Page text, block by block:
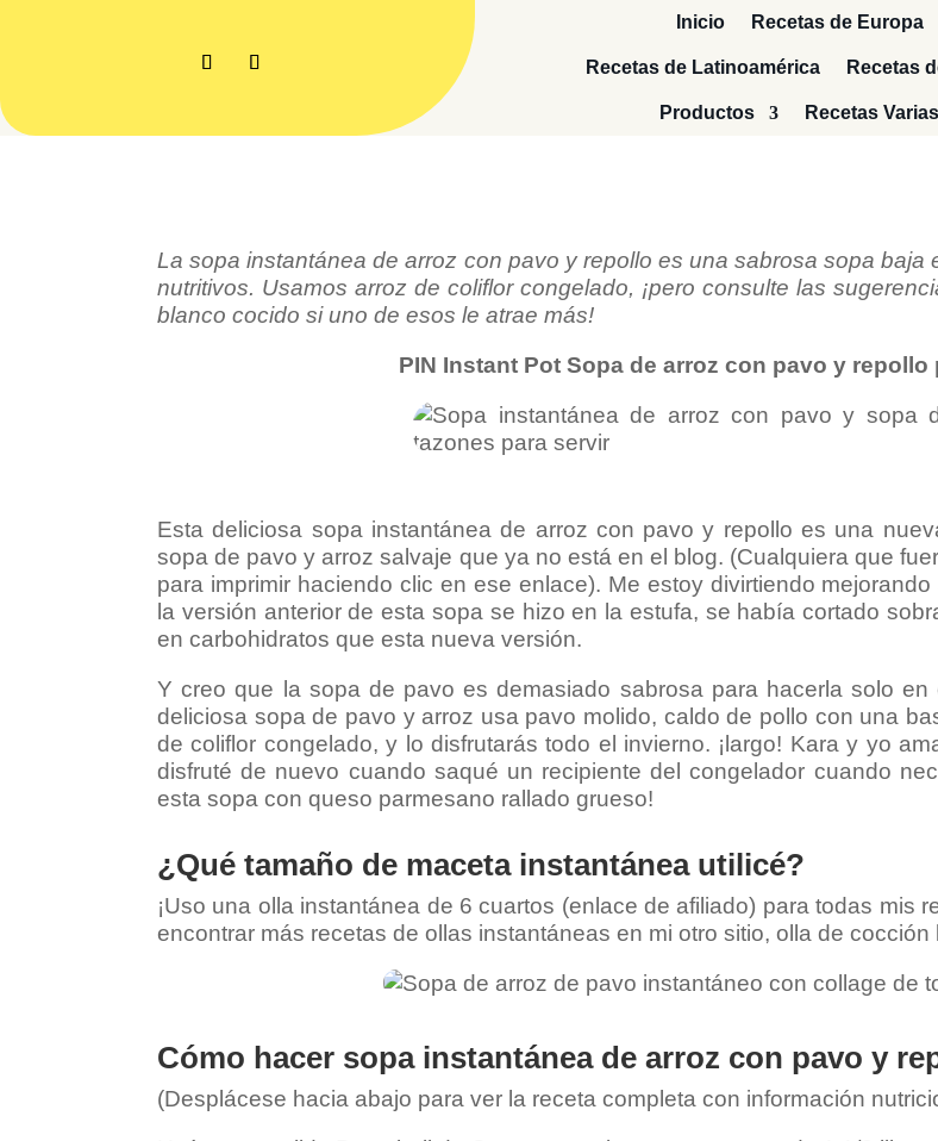
Inicio Recetas de Europa
Recetas de Latinoamérica Recetas
Productos Recetas Varias
La sopa instantánea de arroz con pavo y repollo es una sabrosa sopa
nutritivos. Usamos arroz de coliflor congelado, ¡pero consulte las
blanco cocido si uno de esos le atrae más!
PIN Instant Pot Sopa de arroz con pavo y repollo
Esta deliciosa sopa instantánea de arroz con pavo y repollo es una
sopa de pavo y arroz salvaje que ya no está en el blog. (Cualquiera que
para imprimir haciendo clic en ese enlace). Me estoy divirtiendo
la versión anterior de esta sopa se hizo en la estufa, se había cortado
en carbohidratos que esta nueva versión.
Y creo que la sopa de pavo es demasiado sabrosa para hacerla solo
deliciosa sopa de pavo y arroz usa pavo molido, caldo de pollo con una
de coliflor congelado, y lo disfrutarás todo el invierno. ¡largo! Kara y yo
disfruté de nuevo cuando saqué un recipiente del congelador cuando
esta sopa con queso parmesano rallado grueso!
¿Qué tamaño de maceta instantánea utilicé?
¡Uso una olla instantánea de 6 cuartos (enlace de afiliado) para todas mis
encontrar más recetas de ollas instantáneas en mi otro sitio, olla de cocción
Cómo hacer sopa instantánea de arroz con pavo y
(Desplácese hacia abajo para ver la receta completa con información